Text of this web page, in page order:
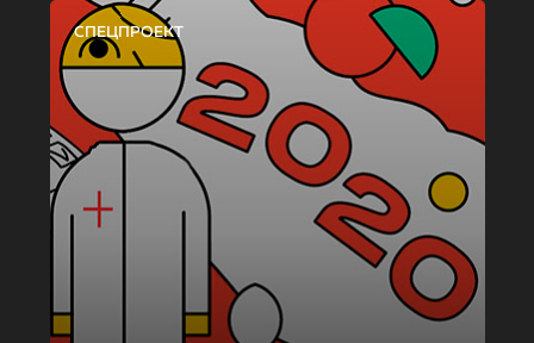
СПЕЦПРОЕКТ